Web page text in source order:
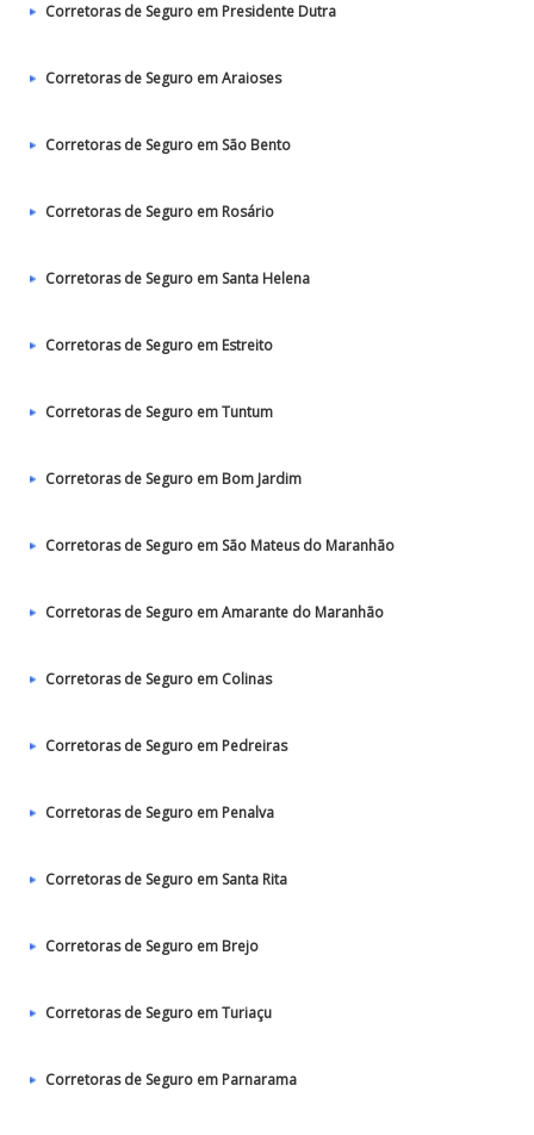
Corretoras de Seguro em Presidente Dutra
Corretoras de Seguro em Araioses
Corretoras de Seguro em São Bento
Corretoras de Seguro em Rosário
Corretoras de Seguro em Santa Helena
Corretoras de Seguro em Estreito
Corretoras de Seguro em Tuntum
Corretoras de Seguro em Bom Jardim
Corretoras de Seguro em São Mateus do Maranhão
Corretoras de Seguro em Amarante do Maranhão
Corretoras de Seguro em Colinas
Corretoras de Seguro em Pedreiras
Corretoras de Seguro em Penalva
Corretoras de Seguro em Santa Rita
Corretoras de Seguro em Brejo
Corretoras de Seguro em Turiaçu
Corretoras de Seguro em Parnarama